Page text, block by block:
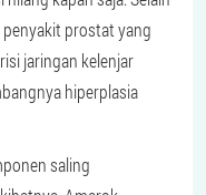
prostat yang
jaringan kelenjar
hiperplasia
saling